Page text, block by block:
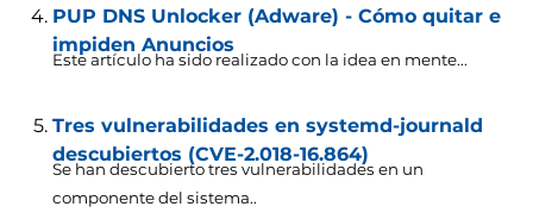
PUP DNS Unlocker (Adware) - Cómo quitar e
impiden Anuncios
Este artículo ha sido realizado con la idea en mente...
Tres vulnerabilidades en systemd-journald
descubiertos (CVE-2.018-16.864)
Se han descubierto tres vulnerabilidades en un
componente del sistema..